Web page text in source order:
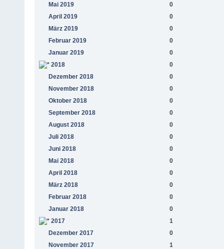
Mai 2019
0
April 2019
0
März 2019
0
Februar 2019
0
Januar 2019
0
2018
0
Dezember 2018
0
November 2018
0
Oktober 2018
0
September 2018
0
August 2018
0
Juli 2018
0
Juni 2018
0
Mai 2018
0
April 2018
0
März 2018
0
Februar 2018
0
Januar 2018
0
2017
1
Dezember 2017
0
November 2017
1